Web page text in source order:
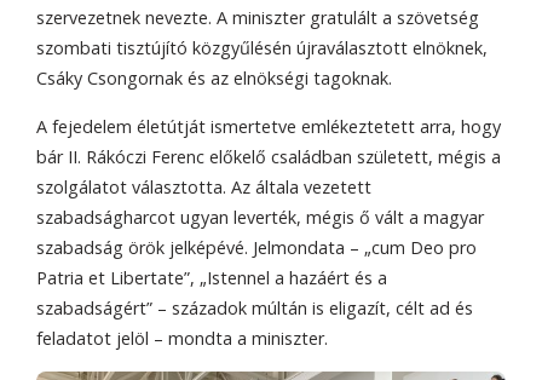
szervezetnek nevezte. A miniszter gratulált a szövetség
szombati tisztújító közgyűlésén újraválasztott elnöknek,
Csáky Csongornak és az elnökségi tagoknak.
A fejedelem életútját ismertetve emlékeztetett arra, hogy
bár II. Rákóczi Ferenc előkelő családban született, mégis a
szolgálatot választotta. Az általa vezetett
szabadságharcot ugyan leverték, mégis ő vált a magyar
szabadság örök jelképévé. Jelmondata – „cum Deo pro
Patria et Libertate”, „Istennel a hazáért és a
szabadságért” – századok múltán is eligazít, célt ad és
feladatot jelöl – mondta a miniszter.